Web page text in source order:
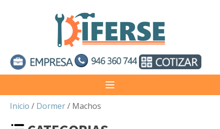
Inicio / Dormer/ Machos